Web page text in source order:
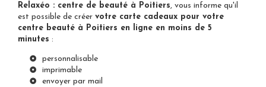
Relaxéo : centre de beauté à Poitiers, vous informe qu'il
est possible de créer votre carte cadeaux pour votre
centre beauté à Poitiers en ligne en moins de 5
minutes :
personnalisable
imprimable
envoyer par mail